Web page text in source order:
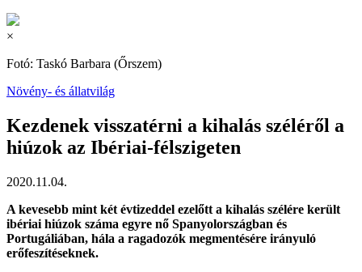
×
Fotó: Taskó Barbara (Őrszem)
Növény- és állatvilág
Kezdenek visszatérni a kihalás széléről a
hiúzok az Ibériai-félszigeten
2020.11.04.
A kevesebb mint két évtizeddel ezelőtt a kihalás szélére került
ibériai hiúzok száma egyre nő Spanyolországban és
Portugáliában, hála a ragadozók megmentésére irányuló
erőfeszítéseknek.